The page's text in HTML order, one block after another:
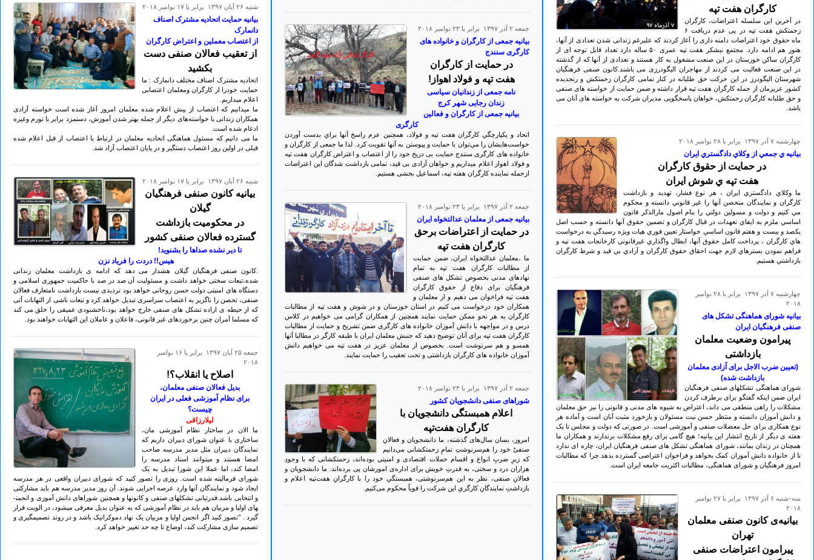
کارگران هفت تپه
در آخرین این سلسله اعتراضات، کارگران
زحمتکش هفت تپه در پی عدم دریافت ۶
ماه حقوق خود اعتراضات دامنه داری را آغاز کردند که علیرغم زندانی شدن تعدادی از آنها،
هنوز هم ادامه دارد. مجتمع نیشکر هفت تپه عمری ۵٠ ساله دارد تعداد قابل توجه ای از
کارگران ساکن خوزستان در این صنعت مشغول به کار هستند و تعدادی از آنها که از گذشته
در این صنعت فعالیت می کردند از مهاجران الیگودرزی می باشند.کانون صنفی فرهنگیان
شهرستان الیگودرز در این حرکت حق طلبانه در کنار تمامی کارگران زحمتکش و رنجدیده
کشور عزیزمان از جمله کارگران هفت تپه قرار داشته و ضمن حمایت از خواسته های صنفی
و حق طلبانه کارگران زحمتکش، خواهان پاسخگویی مدیران شرکت به خواسته های آنان می
باشد.
چهارشنبه ۷ آذر ۱۳۹۷ برابر با ۲۸ نوامبر ۲۰۱۸
بيانيه ي جمعي از وكلاي دادگستري ايران
در حمايت از حقوق كارگران
هفت تپه ي شوش ايران
ما وكلاي دادگستري ايران ، هر نوع فشار، تهديد و بازداشت
كارگران و نمايندگان متحصن آنها را غير قانوني دانسته و محكوم
مي كنيم و دولت و مسولين دولتي را بنام اصول مارالذكر قانون
اساسي ملزم به ايفاي تعهدات در قبال كارگران و تضمين حقوق آنها دانسته و حسب اصل
يكصد و بيست و هفتم قانون اساسي خواستار تعيين فوري هيات ويژه رسيدگي به درخواست
هاي كارگران ، پرداخت كامل حقوق آنها، ابطال واگذاري غيرقانوني كارخانجات هفت تپه و
فراهم نمودن بسترهاي لازم جهت احقاق حقوق كارگران و آزادي بي قيد و شرط كارگران
بازداشتي هستيم.
چهارشنبه ۷ آذر ۱۳۹۷ برابر با ۲۸ نوامبر
۲۰۱۸
بیانیه شورای هماهنگی تشکل های
صنفی فرهنگیان ایران
پیرامون وضعیت معلمان
بازداشتی
(تعیین ضرب الاجل برای آزادی معلمان
بازداشت شده)
شورای هماهنگی تشکلهای صنفی فرهنگیان
ایران ضمن اینکه گفتگو برای برطرف کردن
مشکلات را راهی منطقی می داند، اعتراض به شیوه های مدنی و قانونی را نیز حق معلمان
و دانش آموزان دانسته و منتظر حسن نیت مسئولان و بازخورد مثبت آنان است و آماده هر
نوع همکاری برای حل معضلات صنفی و آموزشی است. در صورتی که دولت و مجلس تا یک
هفته ی دیگر از تاریخ انتشار این بیانیه؛ هیچ گامی برای رفع مشکلات برندارند و همکاران ما
همچنان در زندان بمانند، شورای هماهنگی تشکل های صنفی فرهنگیان ایران، چاره ای ندارد
تا از خانواده دانش آموزان کمک بخواهد و فراخوان اعتراضی گسترده بدهد.چرا که مطالبات
امروز فرهنگیان و شورای هماهنگی، مطالبات اکثریت جامعه ایران است.
سه-شنبه ۶ آذر ۱۳۹۷ برابر با ۲۷ نوامبر
۲۰۱۸
بیانیه‌ی کانون صنفی معلمان
تهران
پیرامون اعتراضات صنفی
جمعه ۲ آذر ۱۳۹۷ برابر با ۲۳ نوامبر ۲۰۱۸
بیانیه جمعی از کارگران و خانواده های
کارگری سنندج
در حمایت از کارگران
هفت تپه و فولاد اهواز!
نامه جمعی از زندانیان سیاسی
زندان رجایی شهر کرج
بیانیه جمعی از کارگران و فعالین
کارگری
اتحاد و يکپارچگي کارگران هفت تپه و فولاد، همچنین عزم راسخ آنها براي بدست آوردن
خواست‌هايشان را مي‌توان با حمایت و پيوستن به آنها تقويت کرد. لذا ما جمعی از کارگران و
خانواده های کارگری سنندج حمایت بی دریخ خود را از اعتصاب و اعتراض کارگران هفت تپه
و فولاد اهواز اعلام میداریم و خواهان آزادی بی قید، تمامی بازداشت شدگان این اعتراضات
ازجمله نماینده کارگران هفته تپه، اسماعیل بخشی هستیم.
جمعه ۲ آذر ۱۳۹۷ برابر با ۲۳ نوامبر ۲۰۱۸
بیانیه جمعی از معلمان عدالتخواه ایران
در حمایت از اعتراضات برحق
کارگران هفت تپه
ما ،معلمان عدالتخواه ایران، ضمن حمایت
از مطالبات کارگران هفت تپه به تمام
نهادهای مدنی بخصوص تشکل های صنفی
فرهنگیان برای دفاع از حقوق کارگران
هفت تپه فراخوان می دهیم و از معلمان و
همکاران خود درخواست می کنیم در استان خوزستان و در شوش و هفت تپه از مطالبات
کارگران به هر نحو ممکن حمایت نمایند همچنین از همکاران گرامی می خواهیم در کلاس
درس و در مواجهه با دانش آموزان خانواده های کارگری ضمن تشریح و حمایت از مطالبات
کارگران هفت تپه برای آنان توضیح دهید که جنبش معلمان ایران با طبقه کارگر در مطالبا آتها
همسو و هم سرنوشت است. بخصوص از معلمان عزیز در هفت تپه می خواهیم دانش
آموزان خانواده های کارگران بازداشتی و تحت تعقیب را حمایت نمایند.
جمعه ۲ آذر ۱۳۹۷ برابر با ۲۳ نوامبر ۲۰۱۸
شوراهای صنفی دانشجویان کشور
اعلام همبستگی دانشجویان با
کارگران هفت‌تپه
امروز، بسان سال‌های گذشته، ما دانشجویان و فعالانِ
صنفیْ خود را هم‌سرنوشتِ تمامِ زحمتکشانی می‌دانیم
که زیرِ ضربِ انواع و اقسام حملات اقتصادی و امنیتی بوده‌اند، زحمتکشانی که با وجودِ
هزاران درد و سختی، به قدرتِ خویش برای اداره‌ی امورشان پی برده‌اند. ما دانشجویان و
فعالانِ صنفی، نظر به این هم‌سرنوشتی، همبستگیِ خود را با کارگرانِ هفت‌تپه اعلام و
بازداشتِ نمایندگانِ کارگریِ این شرکت را قویاً محکوم می‌کنیم.
شنبه ۲۶ آبان ۱۳۹۷ برابر با ۱۷ نوامبر ۲۰۱۸
بیانیه حمایت اتحادیه مشترک اصناف
دانمارک
از اعتصاب معملین و اعتراض کارگران
از تعقیب فعالان صنفی دست
بکشید
اتحادیه مشترک اصناف مختلف دانمارک : ما
حمایت خودرا از کارگران ومعلمان اعتصابی
اعلام میداریم.
ما میدانیم که اعتصاب از پیش اعلام شده معلمان امروز آغاز شده است خواسته آزادی
همکاران زندانی با خواسته‌های دیگر از جمله بهتر شدن آموزش، دستمزد برابر با تورم و‌غیره
ادغام شده است.
ما می دانیم که مسئول هماهنگی اتحادیه معلمان در ارتباط با اعتصاب از قبل اعلام شده
قبلی در اولین روز اعتصاب دستگیر و در پایان اعتصاب آزاد شد.
شنبه ۲۶ آبان ۱۳۹۷ برابر با ۱۷ نوامبر ۲۰۱۸
بیانیه کانون صنفی فرهنگیان
گیلان
در محکومیت بازداشت
گسترده فعالان صنفی کشور
تا دیر نشده صداها را بشنوید!
هیس!! دردت را فریاد نزن
.کانون صنفی فرهنگیان گیلان هشدار می دهد که ادامه ی بازداشت معلمان زندانی
شده،تبعات سختی خواهد داشت و مسئولیت آن صد در صد با حاکمیت جمهوری اسلامی و
دستگاه های امنیتی دولت حسن روحانی خواهد بود تردیدی نیست بازداشت نامتعارف فعالان
صنفی، تحصن را ناگزیر به اعتصاب سراسری تبدیل خواهد کرد و تبعات ناشی از التهابات آتی
که از حیطه ی اراده تشکل های صنفی خارج خواهد بود،ناخشنودی عمیقی را خلق می کند
که مسلما آمران چنین برخوردهای غیر قانونی، فاعلان و عاملان این التهابات خواهند بود.
جمعه ۲۵ آبان ۱۳۹۷ برابر با ۱۶ نوامبر
۲۰۱۸
اصلاح یا انقلاب؟!
بدیل فعالان صنفی معلمان،
برای نظام آموزشی فعلی در ایران
چیست؟
لیلارزاقی
ما الان در ساختار نظام آموزشی مان،
ساختاری با عنوان شورای دبیران داریم که
نمایندگان دبیران مثل مدیر مدرسه صاحب
امضا هستند و می­توانند اسناد مدرسه را
امضا کند، اما عملا این شورا تبدیل به یک
شورای فرمالیته شده است. روزی را تصور کنید که شورای دبیران واقعی در هر مدرسه
ایجاد شود و نمایندگان آنها وارد عرصه اجرایی شوند. آن روز مدیر مدرسه هم باید مشارکتی
و انتخابی باشد.قدرتیابی تشکلهای صنفی و کانون­ها و همچنین شوراهای دانش آموزی و انجمن­
های اولیا و مربیان هم باید در نظام آموزشی که به عنوان بدیل معرفی می­شود، در الویت قرار
گیرد . "تصور کنید اگر انجمن اولیا و مربیان یک نهاد دموکراتیک باشد و در روند تصمیم­گیری و
تصمیم سازی مشارکت کند، اوضاع تا چه حد تغییر خواهد کرد.